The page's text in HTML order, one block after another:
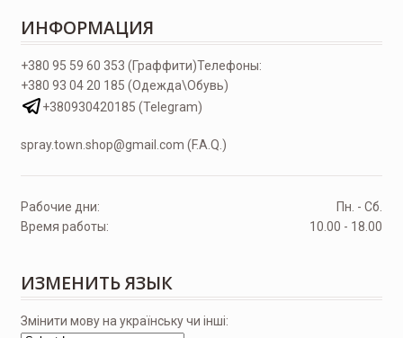
ИНФОРМАЦИЯ
Телефоны:
+380 95 59 60 353 (Граффити)
+380 93 04 20 185 (Одежда\Обувь)
+380930420185 (Telegram)
spray.town.shop@gmail.com (F.A.Q.)
Рабочие дни:
Пн. - Сб.
Время работы:
10.00 - 18.00
ИЗМЕНИТЬ ЯЗЫК
Змінити мову на українську чи інші: